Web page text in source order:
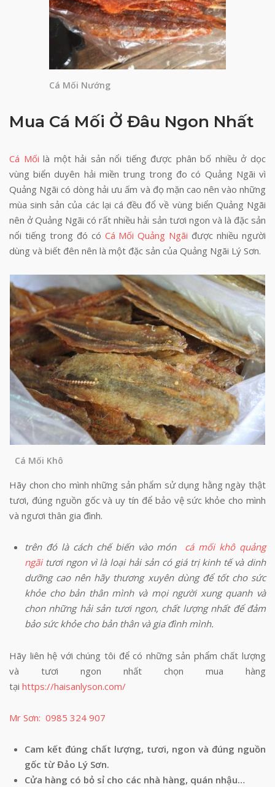
Cá Mối Nướng
Mua Cá Mối Ở Đâu Ngon Nhất
Cá Mối là một hải sản nổi tiếng được phân bố nhiều ở dọc
vùng biển duyên hải miền trung trong đo có Quảng Ngãi vì
Quảng Ngãi có dòng hải ưu ấm và đọ mặn cao nên vào những
mùa sinh sản của các lại cá đều đổ về vùng biển Quảng Ngãi
nên ở Quảng Ngãi có rất nhiều hải sản tươi ngon và là đặc sản
nổi tiếng trong đó có Cá Mối Quảng Ngãi được nhiều người
dùng và biết đên nên là một đặc sản của Quảng Ngãi Lý Sơn.
Cá Mối Khô
Hãy chon cho mình những sản phẩm sử dụng hằng ngày thật
tươi, đúng nguồn gốc và uy tín để bảo vệ sức khỏe cho mình
và ngươi thân gia đình.
trên đó là cách chế biến vào món cá mối khô quảng
ngãitươi ngon vì là loại hải sản có giá trị kinh tế và dinh
dưỡng cao nên hãy thương xuyên dùng để tốt cho sức
khỏe cho bản thân mình và mọi người xung quanh và
chon những hải sản tươi ngon, chất lượng nhất để đảm
bảo sức khỏe cho bản thân và gia đình mình.
Hãy liên hệ với chúng tôi để có những sản phẩm chất lượng
và tươi ngon nhất chọn mua hàng
tại https://haisanlyson.com/
Mr Sơn: 0985 324 907
Cam kết đúng chất lượng, tươi, ngon và đúng nguồn
gốc từ Đảo Lý Sơn.
Cửa hàng có bỏ sỉ cho các nhà hàng, quán nhậu…